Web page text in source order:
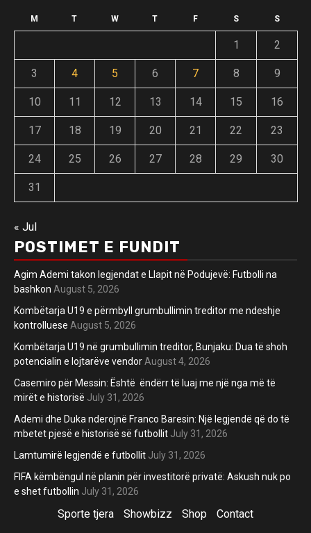
M T W T F S S
1 2
3 4 5 6 7 8 9
10 11 12 13 14 15 16
17 18 19 20 21 22 23
24 25 26 27 28 29 30
31
« Jul
POSTIMET E FUNDIT
Agim Ademi takon legjendat e Llapit në Podujevë: Futbolli na
bashkon August 5, 2026
Kombëtarja U19 e përmbyll grumbullimin treditor me ndeshje
kontrolluese August 5, 2026
Kombëtarja U19 në grumbullimin treditor, Bunjaku: Dua të shoh
potencialin e lojtarëve vendor August 4, 2026
Casemiro për Messin: Është ëndërr të luaj me një nga më të
mirët e historisë July 31, 2026
Ademi dhe Duka nderojnë Franco Baresin: Një legjendë që do të
mbetet pjesë e historisë së futbollit July 31, 2026
Lamtumirë legjendë e futbollit July 31, 2026
FIFA këmbëngul në planin për investitorë privatë: Askush nuk po
e shet futbollin July 31, 2026
Sporte tjera Showbizz Shop Contact